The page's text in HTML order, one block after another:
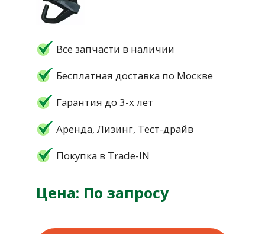
Все запчасти в наличии
Бесплатная доставка по Москве
Гарантия до 3-х лет
Аренда, Лизинг, Тест-драйв
Покупка в Trade-IN
Цена: По запросу